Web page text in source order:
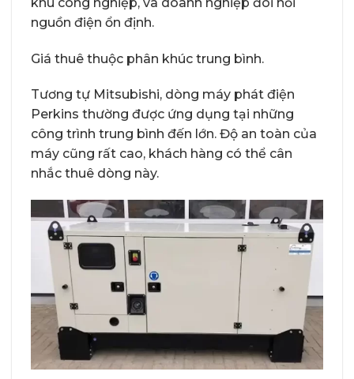
nguồn điện ổn định.
Giá thuê thuộc phân khúc trung bình.
Tương tự Mitsubishi, dòng máy phát điện
Perkins thường được ứng dụng tại những
công trình trung bình đến lớn. Độ an toàn của
máy cũng rất cao, khách hàng có thể cân
nhắc thuê dòng này.